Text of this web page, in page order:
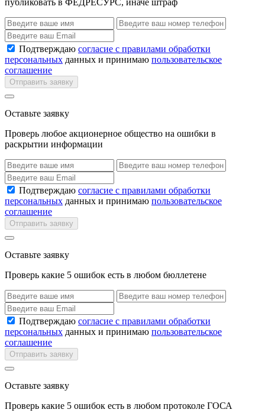
публиковать в ФЕДРЕСУРС, иначе штраф
Подтверждаю согласие с правилами обработки
персональных данных и принимаю пользовательское
соглашение
Отправить заявку
Оставьте заявку
Проверь любое акционерное общество на ошибки в
раскрытии информации
Подтверждаю согласие с правилами обработки
персональных данных и принимаю пользовательское
соглашение
Отправить заявку
Оставьте заявку
Проверь какие 5 ошибок есть в любом бюллетене
Подтверждаю согласие с правилами обработки
персональных данных и принимаю пользовательское
соглашение
Отправить заявку
Оставьте заявку
Проверь какие 5 ошибок есть в любом протоколе ГОСА